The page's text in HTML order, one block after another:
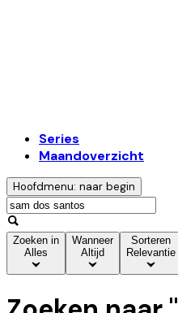
Series
Maandoverzicht
Hoofdmenu: naar begin
Zoeken in
Alles
Wanneer
Altijd
Sorteren
Relevantie